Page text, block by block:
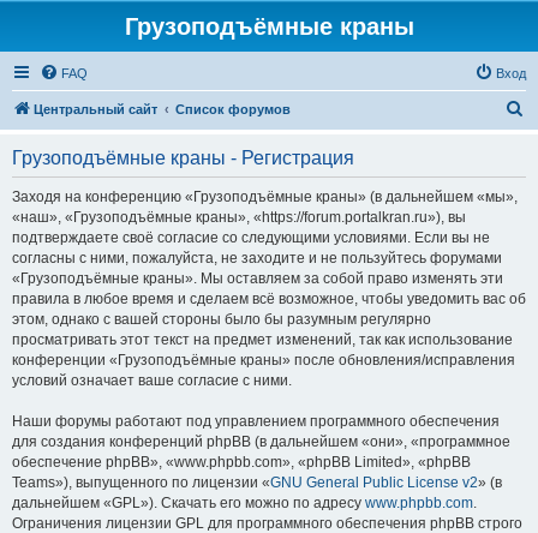
Грузоподъёмные краны
FAQ Вход
Центральный сайт Список форумов
Грузоподъёмные краны - Регистрация
Заходя на конференцию «Грузоподъёмные краны» (в дальнейшем «мы»,
«наш», «Грузоподъёмные краны», «https://forum.portalkran.ru»), вы
подтверждаете своё согласие со следующими условиями. Если вы не
согласны с ними, пожалуйста, не заходите и не пользуйтесь форумами
«Грузоподъёмные краны». Мы оставляем за собой право изменять эти
правила в любое время и сделаем всё возможное, чтобы уведомить вас об
этом, однако с вашей стороны было бы разумным регулярно
просматривать этот текст на предмет изменений, так как использование
конференции «Грузоподъёмные краны» после обновления/исправления
условий означает ваше согласие с ними.
Наши форумы работают под управлением программного обеспечения
для создания конференций phpBB (в дальнейшем «они», «программное
обеспечение phpBB», «www.phpbb.com», «phpBB Limited», «phpBB
Teams»), выпущенного по лицензии «GNU General Public License v2» (в
дальнейшем «GPL»). Скачать его можно по адресу www.phpbb.com.
Ограничения лицензии GPL для программного обеспечения phpBB строго